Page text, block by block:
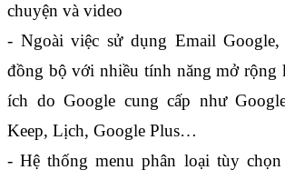
chuyện và video
- Ngoài việc sử dụng Email
đồng bộ với nhiều tính năng mở rộng
ích do Google cung cấp như
Keep, Lịch, Google Plus…
- Hệ thống menu phân loại tùy